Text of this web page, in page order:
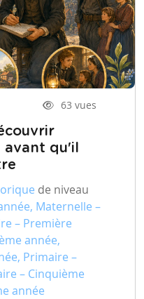
63 vues
avant qu'il
de niveau
Maternelle –
– Première
année,
Primaire –
– Cinquième
année